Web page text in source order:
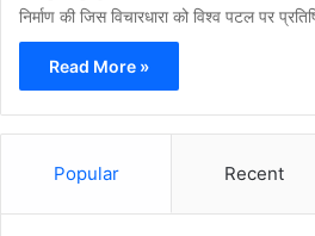
निर्माण की जिस विचारधारा को विश्व पटल पर
Read More »
Popular Recent